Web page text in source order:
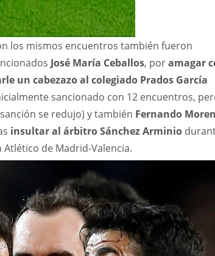
los mismos encuentros también fueron
José María Ceballos, poramagar
un cabezazo al colegiado Prados García
sancionado con 12 encuentros,
se redujo) y también Fernando
insultar al árbitro Sánchez Arminio
Atlético de Madrid-Valencia.